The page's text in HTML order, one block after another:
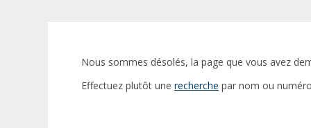
Nous sommes désolés, la page que vous avez
Effectuez plutôt une recherche par nom ou